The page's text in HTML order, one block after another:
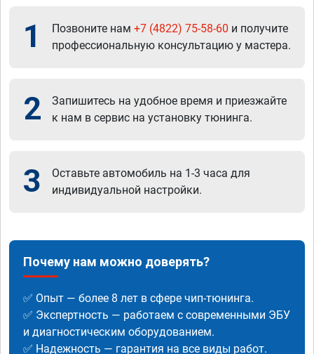
1 Позвоните нам +7 (4822) 75-58-60 и получите
профессиональную консультацию у мастера.
2
Запишитесь на удобное время и приезжайте
к нам в сервис на установку тюнинга.
3
Оставьте автомобиль на 1-3 часа для
индивидуальной настройки.
Почему нам можно доверять?
✅ Опыт — более 8 лет в сфере чип-тюнинга.
✅ Экспертность — работаем с современными ЭБУ
и диагностическим оборудованием.
✅ Надежность — гарантия на все виды работ.